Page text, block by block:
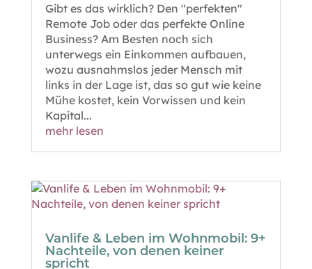
Gibt es das wirklich? Den "perfekten"
Remote Job oder das perfekte Online
Business? Am Besten noch sich
unterwegs ein Einkommen aufbauen,
wozu ausnahmslos jeder Mensch mit
links in der Lage ist, das so gut wie keine
Mühe kostet, kein Vorwissen und kein
Kapital...
mehr lesen
Vanlife & Leben im Wohnmobil: 9+
Nachteile, von denen keiner
spricht